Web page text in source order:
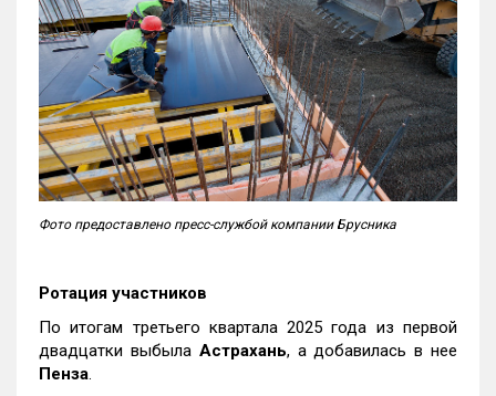
Фото предоставлено пресс-службой компании Брусника
Ротация участников
По итогам третьего квартала 2025 года из первой
двадцатки выбыла Астрахань, а добавилась в нее
Пенза.